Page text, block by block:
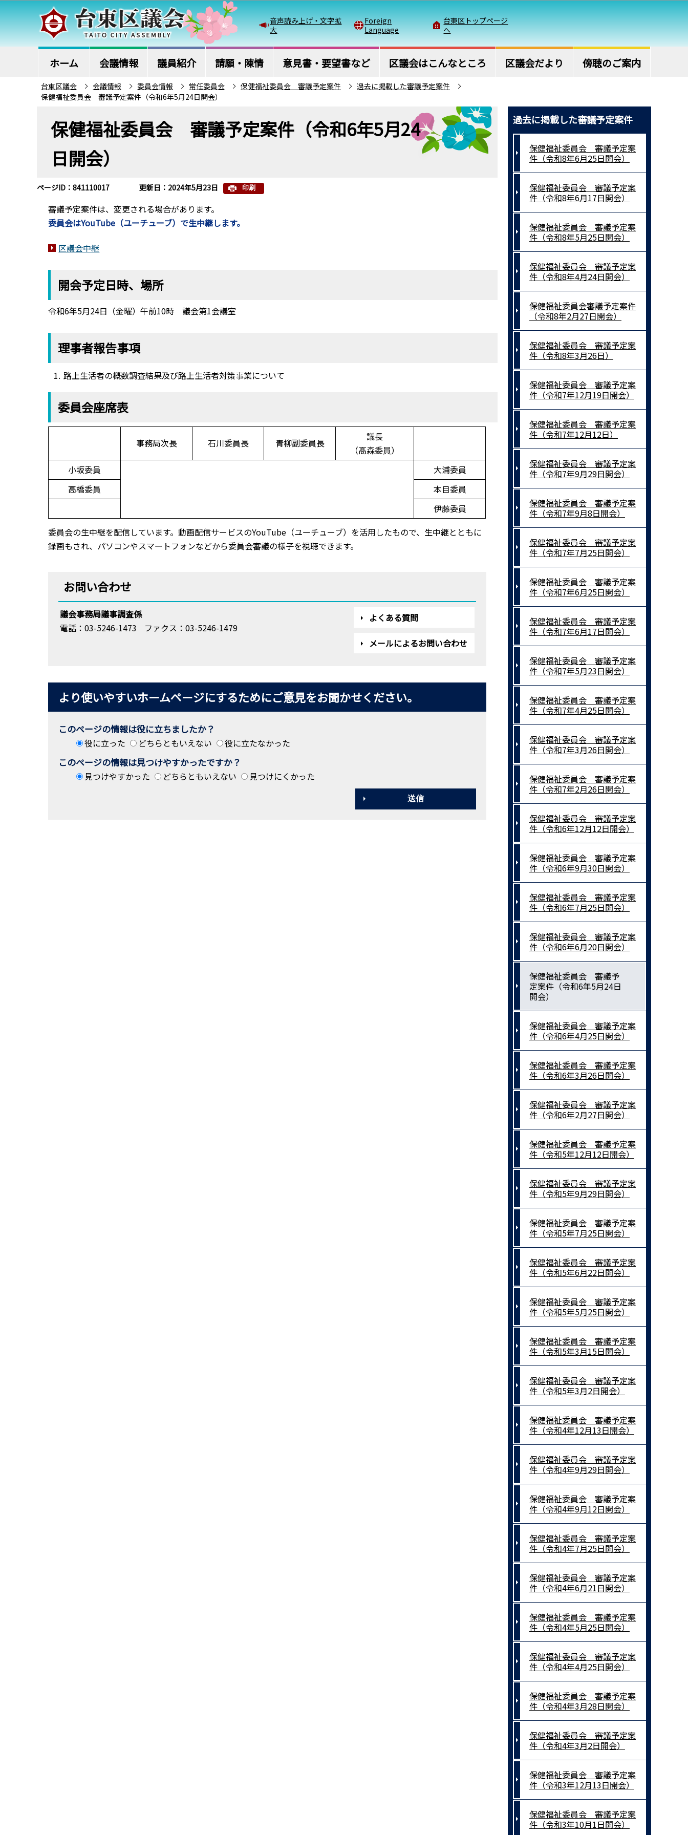
こ
の
ペ
ー
このページの本文へ移動
音声読み上げ・文字拡
大
Foreign
Language
台東区トップページ
へ
ホーム 会議情報 議員紹介 請願・陳情 意見書・要望書など 区議会はこんなところ 区議会だより 傍聴のご案内
台東区議会 会議情報 委員会情報 常任委員会 保健福祉委員会 審議予定案件
過去に掲載した審議予定案件
保健福祉委員会 審議予定案件（令和6年5月24日開会）
ら
保健福祉委員会 審議予定案件（令和6年5月24
日開会）
ページID：841110017 更新日：2024年5月23日 印刷
審議予定案件は、変更される場合があります。
委員会はYouTube（ユーチューブ）で生中継します。
区議会中継
開会予定日時、場所
令和6年5月24日（金曜）午前10時 議会第1会議室
理事者報告事項
路上生活者の概数調査結果及び路上生活者対策事業について
委員会座席表
事務局次長 石川委員長 青柳副委員長
議長
（髙森委員）
小坂委員
大浦委員
高橋委員
本目委員
伊藤委員
委員会の生中継を配信しています。動画配信サービスのYouTube（ユーチューブ）を活用したもので、生中継とともに
録画もされ、パソコンやスマートフォンなどから委員会審議の様子を視聴できます。
お問い合わせ
議会事務局議事調査係
電話：03-5246-1473
ファクス：03-5246-1479
よくある質問
メールによるお問い合わせ
より使いやすいホームページにするためにご意見をお聞かせください。
このページの情報は役に立ちましたか？
役に立った どちらともいえない 役に立たなかった
このページの情報は見つけやすかったですか？
見つけやすかった どちらともいえない 見つけにくかった
過去に掲載した審議予定案件
保健福祉委員会 審議予定案
件（令和8年6月25日開会）
保健福祉委員会 審議予定案
件（令和8年6月17日開会）
保健福祉委員会 審議予定案
件（令和8年5月25日開会）
保健福祉委員会 審議予定案
件（令和8年4月24日開会）
保健福祉委員会審議予定案件
（令和8年2月27日開会）
保健福祉委員会 審議予定案
件（令和8年3月26日）
保健福祉委員会 審議予定案
件（令和7年12月19日開会）
保健福祉委員会 審議予定案
件（令和7年12月12日）
保健福祉委員会 審議予定案
件（令和7年9月29日開会）
保健福祉委員会 審議予定案
件（令和7年9月8日開会）
保健福祉委員会 審議予定案
件（令和7年7月25日開会）
保健福祉委員会 審議予定案
件（令和7年6月25日開会）
保健福祉委員会 審議予定案
件（令和7年6月17日開会）
保健福祉委員会 審議予定案
件（令和7年5月23日開会）
保健福祉委員会 審議予定案
件（令和7年4月25日開会）
保健福祉委員会 審議予定案
件（令和7年3月26日開会）
保健福祉委員会 審議予定案
件（令和7年2月26日開会）
保健福祉委員会 審議予定案
件（令和6年12月12日開会）
保健福祉委員会 審議予定案
件（令和6年9月30日開会）
保健福祉委員会 審議予定案
件（令和6年7月25日開会）
保健福祉委員会 審議予定案
件（令和6年6月20日開会）
保健福祉委員会 審議予
定案件（令和6年5月24日
開会）
保健福祉委員会 審議予定案
件（令和6年4月25日開会）
保健福祉委員会 審議予定案
件（令和6年3月26日開会）
保健福祉委員会 審議予定案
件（令和6年2月27日開会）
保健福祉委員会 審議予定案
件（令和5年12月12日開会）
保健福祉委員会 審議予定案
件（令和5年9月29日開会）
保健福祉委員会 審議予定案
件（令和5年7月25日開会）
保健福祉委員会 審議予定案
件（令和5年6月22日開会）
保健福祉委員会 審議予定案
件（令和5年5月25日開会）
保健福祉委員会 審議予定案
件（令和5年3月15日開会）
保健福祉委員会 審議予定案
件（令和5年3月2日開会）
保健福祉委員会 審議予定案
件（令和4年12月13日開会）
保健福祉委員会 審議予定案
件（令和4年9月29日開会）
保健福祉委員会 審議予定案
件（令和4年9月12日開会）
保健福祉委員会 審議予定案
件（令和4年7月25日開会）
保健福祉委員会 審議予定案
件（令和4年6月21日開会）
保健福祉委員会 審議予定案
件（令和4年5月25日開会）
保健福祉委員会 審議予定案
件（令和4年4月25日開会）
保健福祉委員会 審議予定案
件（令和4年3月28日開会）
保健福祉委員会 審議予定案
件（令和4年3月2日開会）
保健福祉委員会 審議予定案
件（令和3年12月13日開会）
保健福祉委員会 審議予定案
件（令和3年10月1日開会）